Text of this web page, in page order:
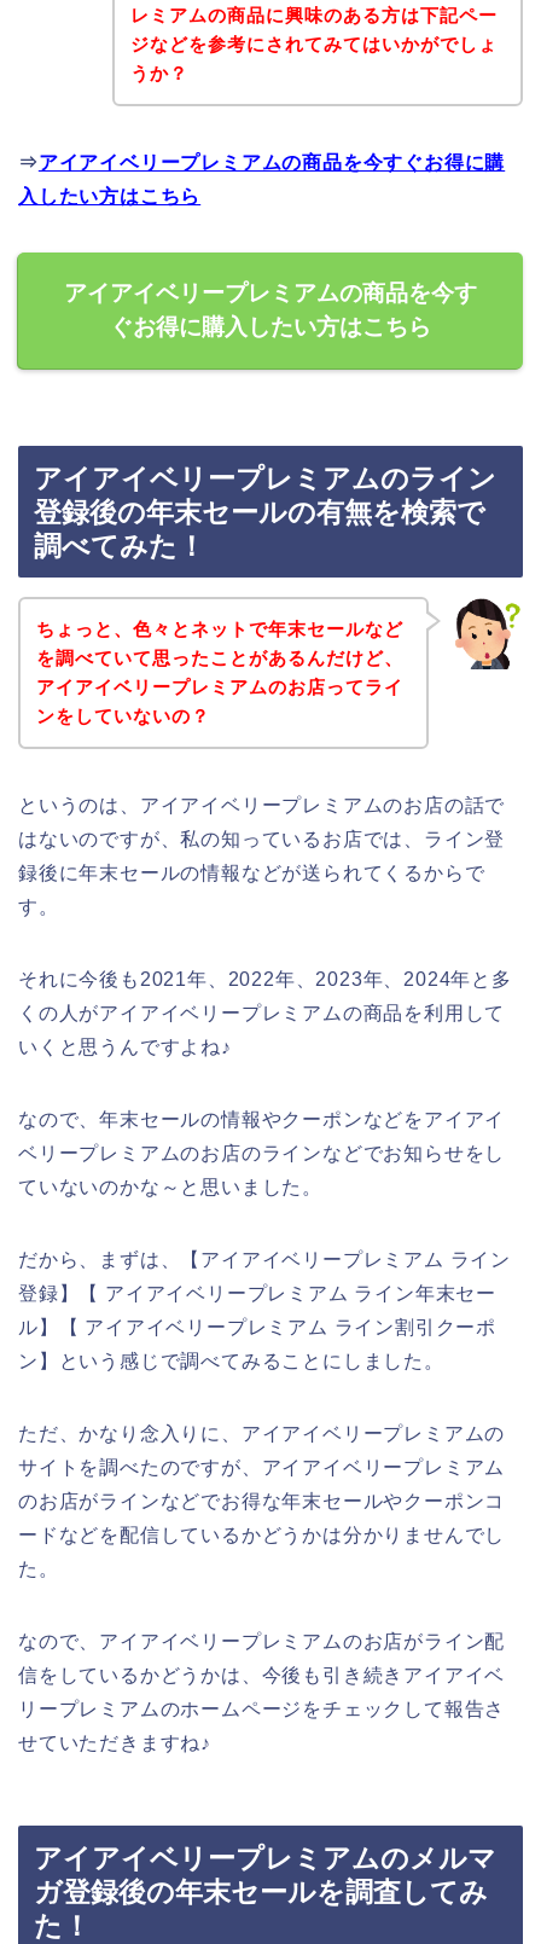
レミアムの商品に興味のある方は下記ペー
ジなどを参考にされてみてはいかがでしょ
うか？
⇒アイアイベリープレミアムの商品を今すぐお得に購
入したい方はこちら
アイアイベリープレミアムの商品を今す
ぐお得に購入したい方はこちら
アイアイベリープレミアムのライン
登録後の年末セールの有無を検索で
調べてみた！
ちょっと、色々とネットで年末セールなど
を調べていて思ったことがあるんだけど、
アイアイベリープレミアムのお店ってライ
ンをしていないの？
というのは、アイアイベリープレミアムのお店の話で
はないのですが、私の知っているお店では、ライン登
録後に年末セールの情報などが送られてくるからで
す。
それに今後も2021年、2022年、2023年、2024年と多
くの人がアイアイベリープレミアムの商品を利用して
いくと思うんですよね♪
なので、年末セールの情報やクーポンなどをアイアイ
ベリープレミアムのお店のラインなどでお知らせをし
ていないのかな～と思いました。
だから、まずは、【アイアイベリープレミアム ライン
登録】【 アイアイベリープレミアム ライン年末セー
ル】【 アイアイベリープレミアム ライン割引クーポ
ン】という感じで調べてみることにしました。
ただ、かなり念入りに、アイアイベリープレミアムの
サイトを調べたのですが、アイアイベリープレミアム
のお店がラインなどでお得な年末セールやクーポンコ
ードなどを配信しているかどうかは分かりませんでし
た。
なので、アイアイベリープレミアムのお店がライン配
信をしているかどうかは、今後も引き続きアイアイベ
リープレミアムのホームページをチェックして報告さ
せていただきますね♪
アイアイベリープレミアムのメルマ
ガ登録後の年末セールを調査してみ
た！